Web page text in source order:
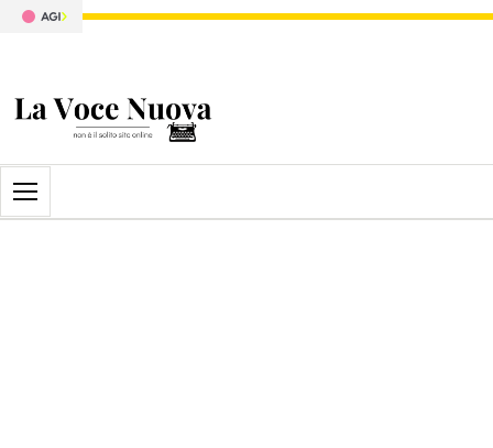
Apri il menu